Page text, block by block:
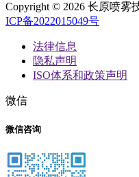
Copyright © 2026 长原喷雾
ICP备2022015049号
法律信息
隐私声明
ISO体系和政策声明
微信
微信咨询